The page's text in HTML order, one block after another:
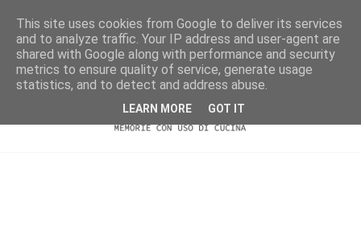
This site uses cookies from Google to deliver its services
and to analyze traffic. Your IP address and user-agent are
shared with Google along with performance and security
metrics to ensure quality of service, generate usage
statistics, and to detect and address abuse.
LEARN MORE GOT IT